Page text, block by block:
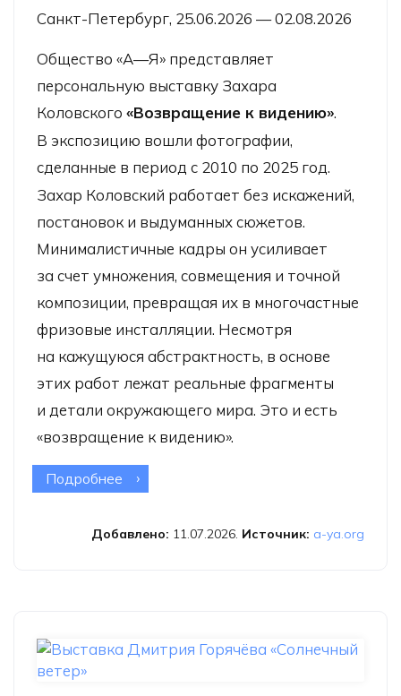
Санкт-Петербург, 25.06.2026 — 02.08.2026
Общество «А—Я» представляет
персональную выставку Захара
Коловского «Возвращение к видению».
В экспозицию вошли фотографии,
сделанные в период с 2010 по 2025 год.
Захар Коловский работает без искажений,
постановок и выдуманных сюжетов.
Минималистичные кадры он усиливает
за счет умножения, совмещения и точной
композиции, превращая их в многочастные
фризовые инсталляции. Несмотря
на кажущуюся абстрактность, в основе
этих работ лежат реальные фрагменты
и детали окружающего мира. Это и есть
«возвращение к видению».
Подробнее о Выставка Захара Коловского
Добавлено: 11.07.2026. Источник: a-ya.org